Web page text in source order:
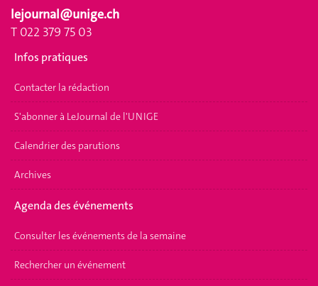
lejournal@unige.ch
T 022 379 75 03
Infos pratiques
Contacter la rédaction
S'abonner à LeJournal de l'UNIGE
Calendrier des parutions
Archives
Agenda des événements
Consulter les événements de la semaine
Rechercher un événement